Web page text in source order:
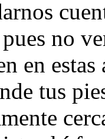
no
en
tus